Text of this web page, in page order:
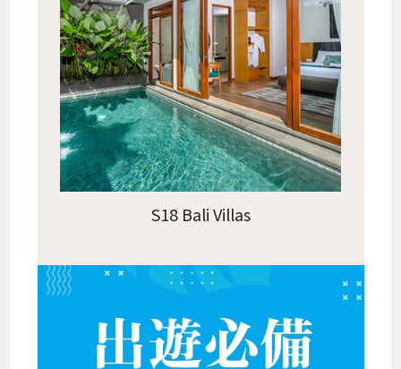
S18 Bali Villas